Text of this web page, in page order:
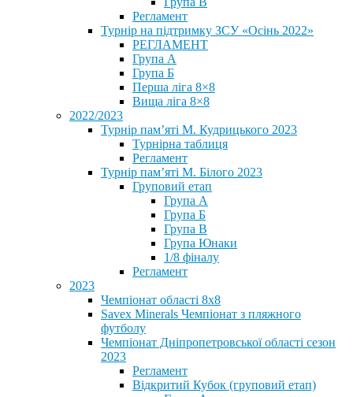
Регламент
Турнір на підтримку ЗСУ «Осінь 2022»
РЕГЛАМЕНТ
Група А
Група Б
Перша ліга 8×8
Вища ліга 8×8
2022/2023
Турнір пам’яті М. Кудрицького 2023
Турнірна таблиця
Регламент
Турнір пам’яті М. Білого 2023
Груповий етап
Група А
Група Б
Група В
Група Юнаки
1/8 фіналу
Регламент
2023
Чемпіонат області 8х8
Savex Minerals Чемпіонат з пляжного
футболу
Чемпіонат Дніпропетровської області сезон
2023
Регламент
Відкритий Кубок (груповий етап)